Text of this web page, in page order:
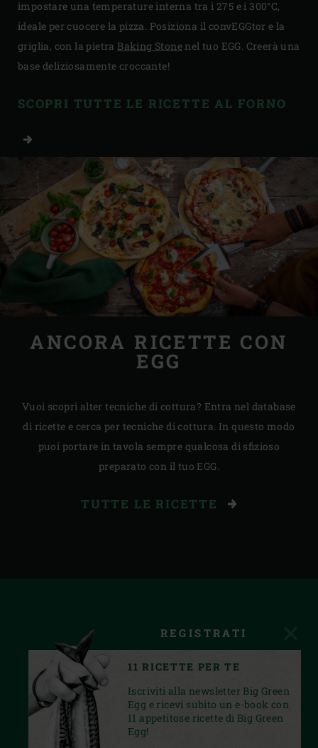
impostare una temperature interna tra i 275 e i 300°C,
ideale per cuocere la pizza. Posiziona il convEGGtor e la
griglia, con la pietraBaking Stonenel tuo EGG. Creerà una
base deliziosamente croccante!
SCOPRI TUTTE LE RICETTE AL FORNO
ANCORA RICETTE CON
EGG
Vuoi scopri alter tecniche di cottura? Entra nel database
di ricette e cerca per tecniche di cottura. In questo modo
puoi portare in tavola sempre qualcosa di sfizioso
preparato con il tuo EGG.
TUTTE LE RICETTE
REGISTRATI
11 RICETTE PER TE
Iscriviti alla newsletter Big Green
Egg e ricevi subito un e-book con
11 appetitose ricette di Big Green
Egg!